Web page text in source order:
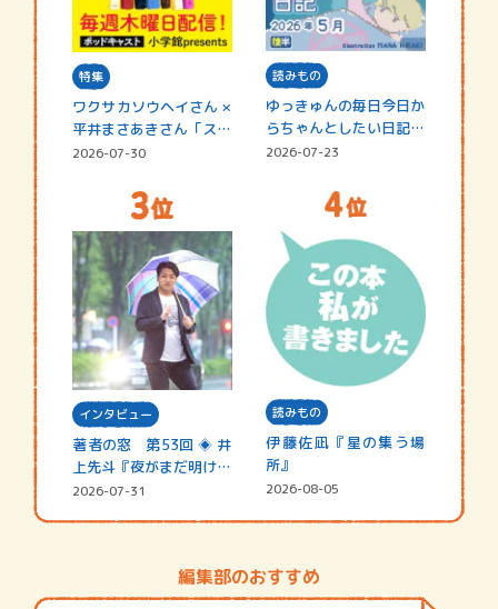
特集
ワクサカソウヘイさん ×
平井まさあきさん「スペ
シャ…
2026-07-30
読みもの
ゆっきゅんの毎日今日か
らちゃんとしたい日記
☆202…
2026-07-23
インタビュー
著者の窓 第53回 ◈ 井
上先斗『夜がまだ明けな
い』
2026-07-31
読みもの
伊藤佐凪『星の集う場
所』
2026-08-05
編集部のおすすめ